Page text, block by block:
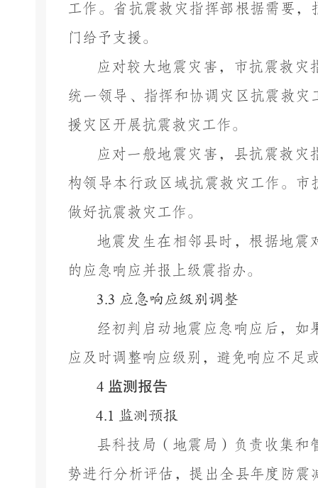
工作。省抗震救灾指挥部根据需要
门 给予 支援。
应对较大地震灾害， 市抗震救灾
统一领导、指挥和协调灾区抗震救
援灾区开展抗震救灾工作。
应对一般地震灾害， 县抗震救灾
构领导本行政区域抗震救灾工作。 市
做好抗震救灾工作。
地震发生在相邻 县时，根据地震
的应急响应并报上级震指办。
3.3 应急响应级别调整
经初判启动地震应急响应后，
应及时调整响应级别，避免响应不足
4 监测报告
4.1 监测预报
县科技局（ 地震局 ） 负责收集和
势进行分析评估，提出全县年度防震